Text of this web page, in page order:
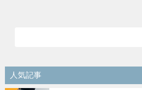
ョ
人気記事